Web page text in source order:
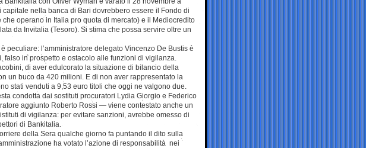
nella banca di Bari dovrebbero essere il Fondo di
operano in Italia pro quota di mercato) e il Mediocredito
da Invitalia (Tesoro). Si stima che possa servire oltre un
peculiare: l’amministratore delegato Vincenzo De Bustis è
falso in prospetto e ostacolo alle funzioni di vigilanza.
di aver edulcorato la situazione di bilancio della
un buco da 420 milioni. E di non aver rappresentato la
stati venduti a 9,53 euro titoli che oggi ne valgono due.
condotta dai sostituti procuratori Lydia Giorgio e Federico
aggiunto Roberto Rossi — viene contestato anche un
di vigilanza: per evitare sanzioni, avrebbe omesso di
di Bankitalia.
della Sera qualche giorno fa puntando il dito sulla
ha votato l’azione di responsabilità nei